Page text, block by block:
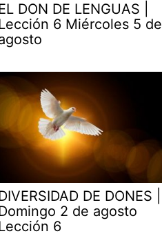
DON DE LENGUAS |
6 Miércoles 5 de
DE DONES |
2 de agosto
6